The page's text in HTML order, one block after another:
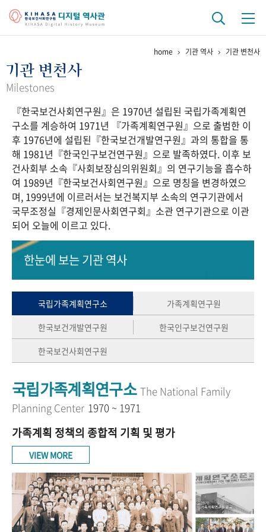
걸어온 길 기관 변천사
연구 역사
정책과 연구 키워드로 보는 연구 역사
연구자들
간행물 변천사
기록물 아카이브
사진 아카이브 문서 기록물 행정박물 영상 기록물
50+1 주년 기념
세계와 함께 한 KIHASA
VR 역사관
home 기관 역사 기관 변천사
기관 변천사
Milestones
『한국보건사회연구원』은 1970년 설립된 국립가족계획연
구소를 계승하여 1971년 『가족계획연구원』으로 출범한 이
후 1976년에 설립된『한국보건개발연구원』과의 통합을 통
해 1981년『한국인구보건연구원』으로 발족하였다. 이후 보
건사회부 소속『사회보장심의위원회』의 연구기능을 흡수하
여 1989년『한국보건사회연구원』으로 명칭을 변경하였으
며, 1999년에 이르러서는 보건복지부 소속의 연구기관에서
국무조정실『경제인문사회연구회』소관 연구기관으로 이관
되어 오늘에 이르고 있다.
한눈에 보는기관 역사
국립가족계획연구소
가족계획연구원
한국보건개발연구원
한국인구보건연구원
한국보건사회연구원
국립가족계획연구소 The National Family
Planning Center 1970 ~ 1971
가족계획 정책의 종합적 기획 및 평가
VIEW MORE